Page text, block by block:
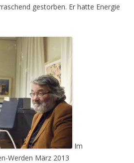
gestorben. Er hatte Energie
Im
Werden März 2013